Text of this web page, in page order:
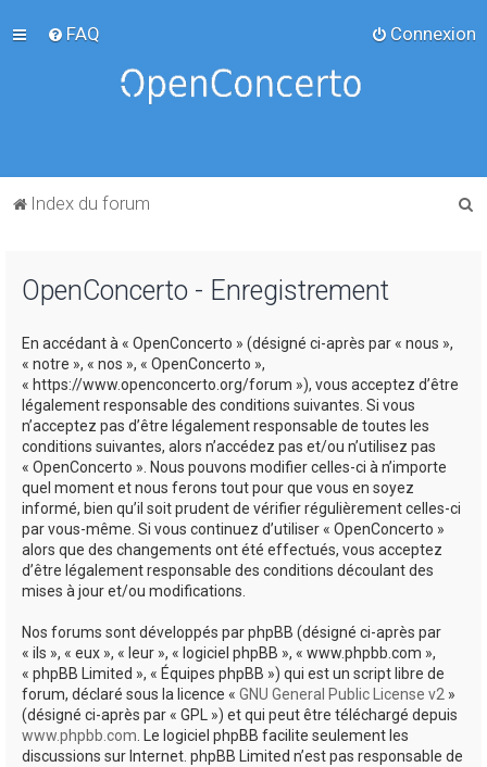
FAQ Connexion
Index du forum
OpenConcerto - Enregistrement
En accédant à « OpenConcerto » (désigné ci-après par « nous »,
« notre », « nos », « OpenConcerto »,
« https://www.openconcerto.org/forum »), vous acceptez d’être
légalement responsable des conditions suivantes. Si vous
n’acceptez pas d’être légalement responsable de toutes les
conditions suivantes, alors n’accédez pas et/ou n’utilisez pas
« OpenConcerto ». Nous pouvons modifier celles-ci à n’importe
quel moment et nous ferons tout pour que vous en soyez
informé, bien qu’il soit prudent de vérifier régulièrement celles-ci
par vous-même. Si vous continuez d’utiliser « OpenConcerto »
alors que des changements ont été effectués, vous acceptez
d’être légalement responsable des conditions découlant des
mises à jour et/ou modifications.
Nos forums sont développés par phpBB (désigné ci-après par
« ils », « eux », « leur », « logiciel phpBB », « www.phpbb.com »,
« phpBB Limited », « Équipes phpBB ») qui est un script libre de
forum, déclaré sous la licence « GNU General Public License v2 »
(désigné ci-après par « GPL ») et qui peut être téléchargé depuis
www.phpbb.com. Le logiciel phpBB facilite seulement les
discussions sur Internet. phpBB Limited n’est pas responsable de